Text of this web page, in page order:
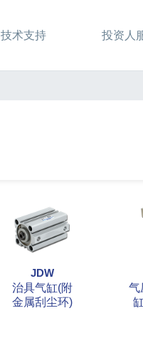
技术支持 投资人
JDW
治具气缸(附
金属刮尘环)
气